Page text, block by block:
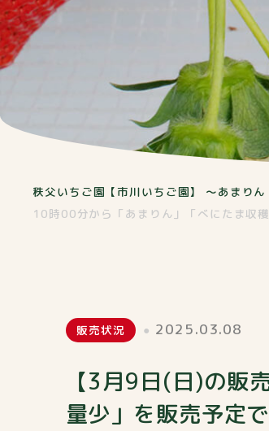
秩父いちご園【市川いちご園】 ～あまり
10時00分から「あまりん」「べにたま収
販売状況 2025.03.08
【3月9日(日)の販
量少」を販売予定